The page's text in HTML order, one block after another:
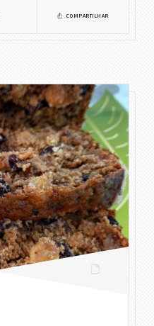
COMPARTILHAR